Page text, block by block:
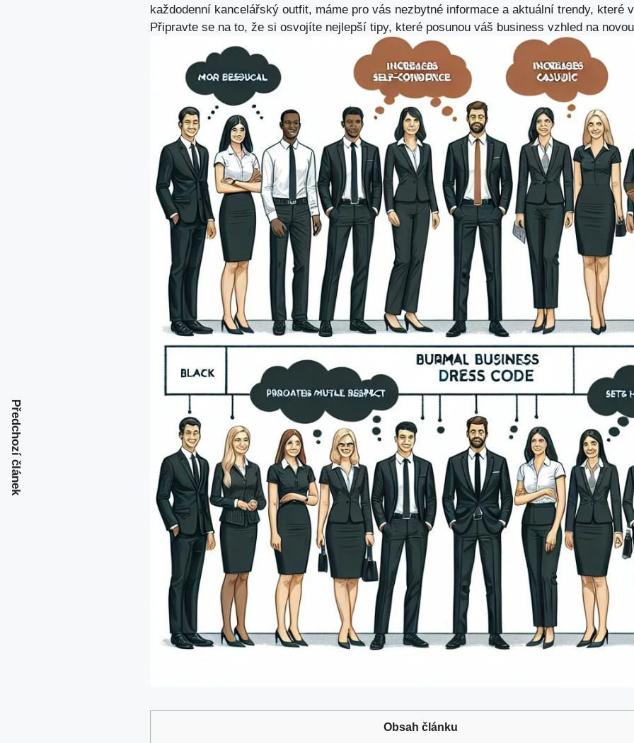
každodenní kancelářský outfit, máme pro vás nezbytné informace a aktuální trendy, které
Připravte se na to, že si osvojíte nejlepší tipy, které posunou váš business vzhled na
Obsah článku
Předchozí článek